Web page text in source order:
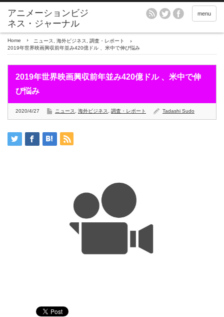
アニメーションビジ
ネス・ジャーナル
menu
Home ニュース 海外ビジネス
調査・レポート
2019年世界映画興収前年並み420億ドル 、米中で伸び悩み
2019年世界映画興収前年並み420億ドル 、米中で伸
び悩み
2020/4/27 ニュース 海外ビジネス 調査・レポート Tadashi Sudo